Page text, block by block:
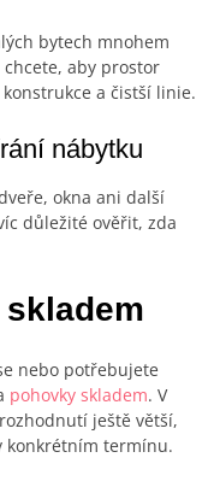
bytech mnohem
chcete, aby prostor
a čistší linie.
nábytku
okna ani další
důležité ověřit, zda
nebo potřebujete
pohovky skladem. V
ještě větší,
konkrétním termínu.